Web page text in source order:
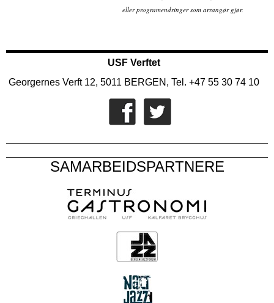
eller programendringer som arrangør gjør.
USF Verftet
Georgernes Verft 12, 5011 BERGEN, Tel. +47 55 30 74 10
SAMARBEIDSPARTNERE